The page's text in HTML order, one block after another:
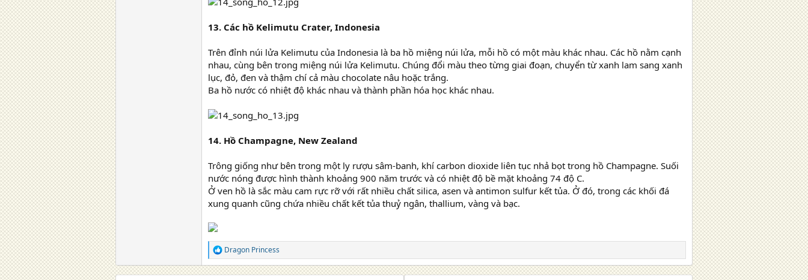
13. Các hồ Kelimutu Crater, Indonesia
Trên đỉnh núi lửa Kelimutu của Indonesia là ba hồ miệng núi lửa, mỗi hồ có một màu khác nhau. Các hồ nằm cạnh
nhau, cùng bên trong miệng núi lửa Kelimutu. Chúng đổi màu theo từng giai đoạn, chuyển từ xanh lam sang xanh
lục, đỏ, đen và thậm chí cả màu chocolate nâu hoặc trắng.
Ba hồ nước có nhiệt độ khác nhau và thành phần hóa học khác nhau.
14. Hồ Champagne, New Zealand
Trông giống như bên trong một ly rượu sâm-banh, khí carbon dioxide liên tục nhả bọt trong hồ Champagne. Suối
nước nóng được hình thành khoảng 900 năm trước và có nhiệt độ bề mặt khoảng 74 độ C.
Ở ven hồ là sắc màu cam rực rỡ với rất nhiều chất silica, asen và antimon sulfur kết tủa. Ở đó, trong các khối đá
xung quanh cũng chứa nhiều chất kết tủa thuỷ ngân, thallium, vàng và bạc.
R
e
a
Dragon Princess